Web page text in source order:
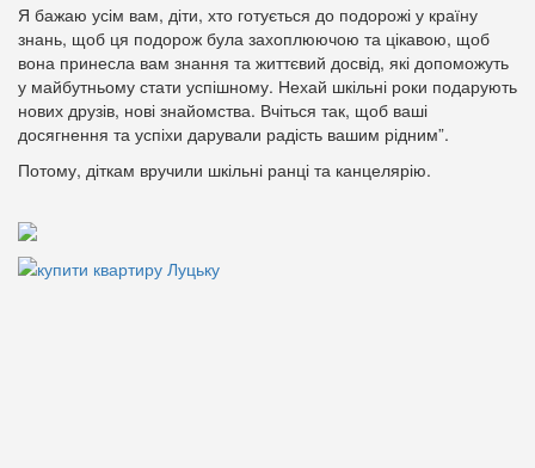
Я бажаю усім вам, діти, хто готується до подорожі у країну
знань, щоб ця подорож була захоплюючою та цікавою, щоб
вона принесла вам знання та життєвий досвід, які допоможуть
у майбутньому стати успішному. Нехай шкільні роки подарують
нових друзів, нові знайомства. Вчіться так, щоб ваші
досягнення та успіхи дарували радість вашим рідним”.
Потому, діткам вручили шкільні ранці та канцелярію.